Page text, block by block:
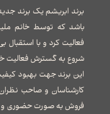
برند ابریشم یک برند
فعالیت کرد و با استقبال
شروع به گسترش فعالیت
این برند جهت بهبود
کارشناسان و صاحب
فروش به صورت حضوری و